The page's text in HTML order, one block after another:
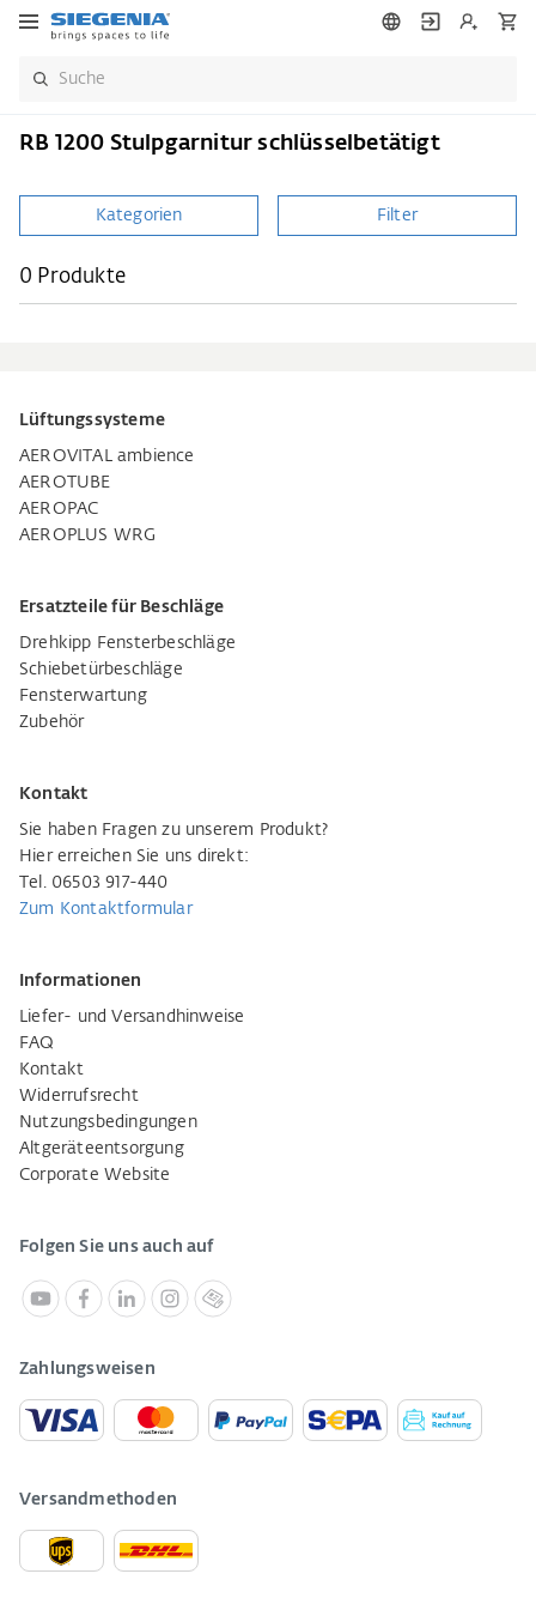
RB 1200 Stulpgarnitur schlüsselbetätigt
Kategorien Filter
0 Produkte
Lüftungssysteme
AEROVITAL ambience
AEROTUBE
AEROPAC
AEROPLUS WRG
Ersatzteile für Beschläge
Drehkipp Fensterbeschläge
Schiebetürbeschläge
Fensterwartung
Zubehör
Kontakt
Sie haben Fragen zu unserem Produkt?
Hier erreichen Sie uns direkt:
Tel. 06503 917-440
Zum Kontaktformular
Informationen
Liefer- und Versandhinweise
FAQ
Kontakt
Widerrufsrecht
Nutzungsbedingungen
Altgeräteentsorgung
Corporate Website
Folgen Sie uns auch auf
Zahlungsweisen
Versandmethoden